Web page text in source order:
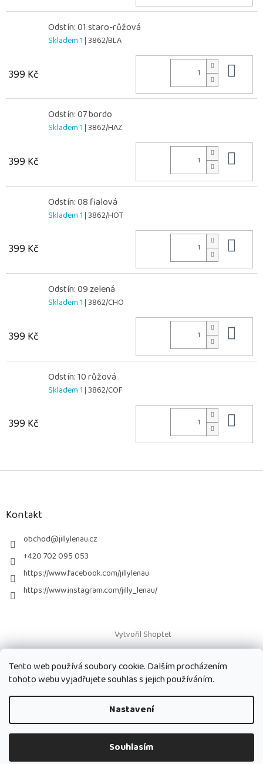
Tento web používá soubory cookie. Dalším procházením
tohoto webu vyjadřujete souhlas s jejich používáním.
Nastavení
Souhlasím
Odstín: 01 staro-růžová
Skladem 1| 3862/BLA
399 Kč
Odstín: 07 bordo
Skladem 1| 3862/HAZ
399 Kč
Odstín: 08 fialová
Skladem 1| 3862/HOT
399 Kč
Odstín: 09 zelená
Skladem 1| 3862/CHO
399 Kč
Odstín: 10 růžová
Skladem 1| 3862/COF
399 Kč
Z
Kontakt
obchod@jillylenau.cz
+420 702 095 053
https://www.facebook.com/jillylenau
https://www.instagram.com/jilly_lenau/
Vytvořil Shoptet
Copyright 2026Paruky Jilly Lenau s.r.o.. Všechna práva vyhrazena.